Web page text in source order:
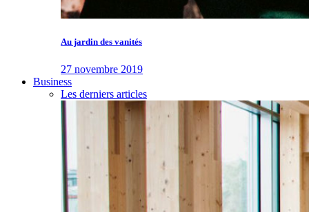
Au jardin des vanités
27 novembre 2019
Business
Les derniers articles